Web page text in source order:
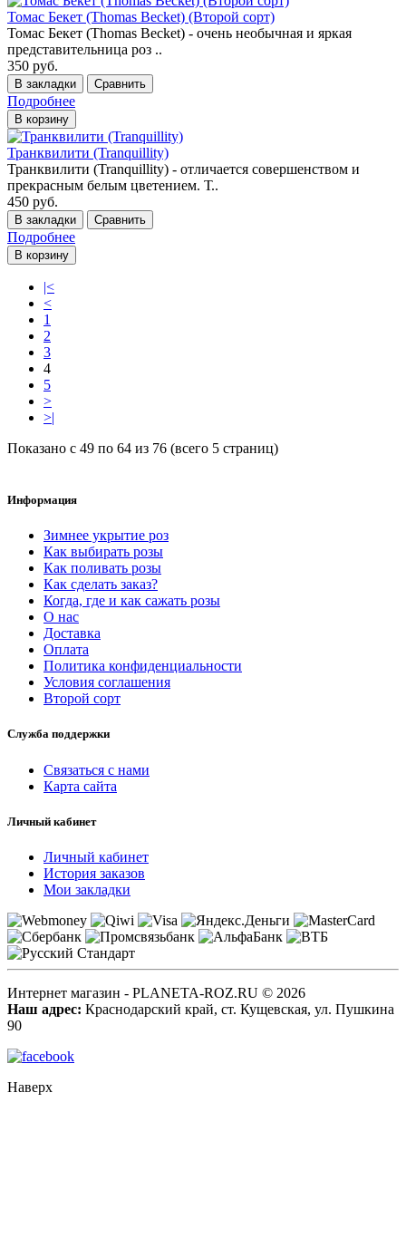
Томас Бекет (Thomas Becket) (Второй сорт)
Томас Бекет (Thomas Becket) - очень необычная и яркая
представительница роз ..
350 руб.
В закладки Сравнить
Подробнее
В корзину
Транквилити (Tranquillity)
Транквилити (Tranquillity) - отличается совершенством и
прекрасным белым цветением. Т..
450 руб.
В закладки Сравнить
Подробнее
В корзину
|<
<
1
2
3
4
5
>
>|
Показано с 49 по 64 из 76 (всего 5 страниц)
Информация
Зимнее укрытие роз
Как выбирать розы
Как поливать розы
Как сделать заказ?
Когда, где и как сажать розы
О нас
Доставка
Оплата
Политика конфиденциальности
Условия соглашения
Второй сорт
Служба поддержки
Связаться с нами
Карта сайта
Личный кабинет
Личный кабинет
История заказов
Мои закладки
Интернет магазин - PLANETA-ROZ.RU © 2026
Наш адрес: Краснодарский край, ст. Кущевская, ул. Пушкина
90
Наверх